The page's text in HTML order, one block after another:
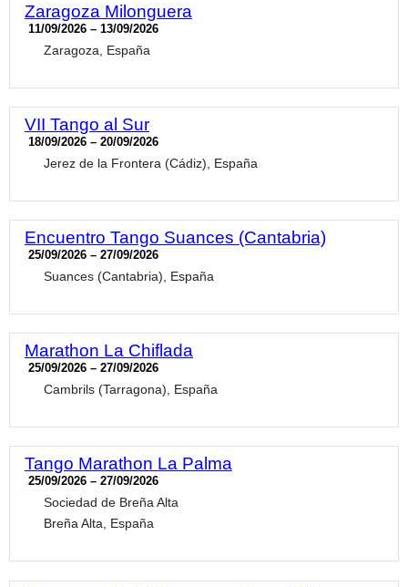
Zaragoza Milonguera
11/09/2026 – 13/09/2026
Zaragoza, España
VII Tango al Sur
18/09/2026 – 20/09/2026
Jerez de la Frontera (Cádiz), España
Encuentro Tango Suances (Cantabria)
25/09/2026 – 27/09/2026
Suances (Cantabria), España
Marathon La Chiflada
25/09/2026 – 27/09/2026
Cambrils (Tarragona), España
Tango Marathon La Palma
25/09/2026 – 27/09/2026
Sociedad de Breña Alta
Breña Alta, España